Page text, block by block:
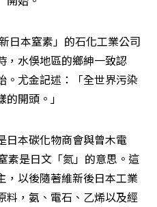
日本窒素」的石化工業公司
，水俁地區的鄉紳一致認
。尤金記述：「全世界污染
開頭。」
日本碳化物商會與曾木電
素是日文「氮」的意思。這
，以後隨著維新後日本工業
料，氨、電石、乙烯以及經